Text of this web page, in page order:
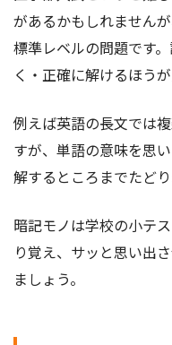
があるかもしれません
標準レベルの問題です
く・正確に解けるほう
例えば英語の長文では
すが、単語の意味を思
解するところまでたど
暗記モノは学校の小テ
り覚え、サッと思い出
ましょう。